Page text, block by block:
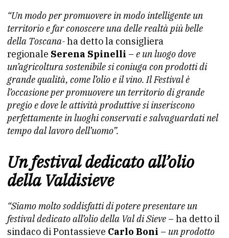
“Un modo per promuovere in modo intelligente un
territorio e far conoscere una delle realtà più belle
della Toscana-ha detto la consigliera
regionale Serena Spinelli – e un luogo dove
un’agricoltura sostenibile si coniuga con prodotti di
grande qualità, come l’olio e il vino. Il Festival è
l’occasione per promuovere un territorio di grande
pregio e dove le attività produttive si inseriscono
perfettamente in luoghi conservati e salvaguardati nel
tempo dal lavoro dell’uomo”.
Un festival dedicato all’olio
della Valdisieve
“Siamo molto soddisfatti di potere presentare un
festival dedicato all’olio della Val di Sieve – ha detto il
sindaco di Pontassieve Carlo Boni – un prodotto